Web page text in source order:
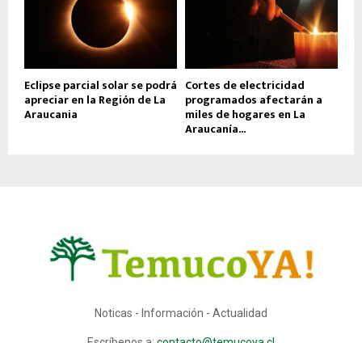
Eclipse parcial solar se podrá
apreciar en la Región de La
Araucania
Cortes de electricidad
programados afectarán a
miles de hogares en La
Araucanía...
Noticas - Información - Actualidad